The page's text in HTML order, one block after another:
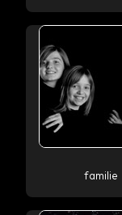
familie